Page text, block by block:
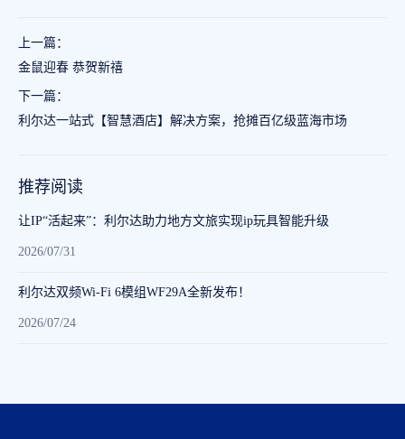
上一篇：
金鼠迎春 恭贺新禧
下一篇：
利尔达一站式【智慧酒店】解决方案，抢摊百亿级蓝海市场
推荐阅读
让IP“活起来”：利尔达助力地方文旅实现ip玩具智能升级
2026/07/31
利尔达双频Wi-Fi 6模组WF29A全新发布！
2026/07/24